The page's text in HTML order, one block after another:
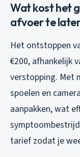
Wat kost het
afvoer te
Het ontstoppen
€200, afhankelijk
verstopping. Met
spoelen en
aanpakken, wat
tarief zodat je